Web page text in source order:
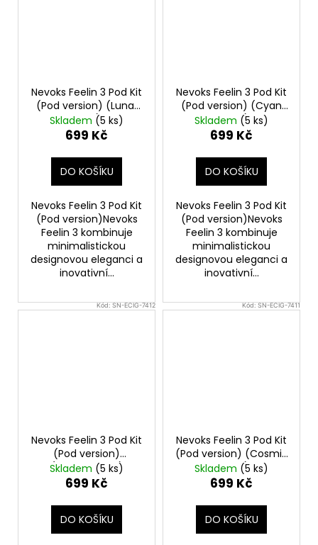
Nevoks Feelin 3 Pod Kit
(Pod version) (Lunar
Grey)
Skladem (5 ks)
699 Kč
DO KOŠÍKU
Nevoks Feelin 3 Pod Kit
(Pod version)Nevoks
Feelin 3 kombinuje
minimalistickou
designovou eleganci a
inovativní...
Nevoks Feelin 3 Pod Kit
(Pod version) (Cyan
Storm)
Skladem (5 ks)
699 Kč
DO KOŠÍKU
Nevoks Feelin 3 Pod Kit
(Pod version)Nevoks
Feelin 3 kombinuje
minimalistickou
designovou eleganci a
inovativní...
Kód: SN-ECIG-7412
Nevoks Feelin 3 Pod Kit
(Pod version)
(Crimson Red)
Skladem (5 ks)
699 Kč
DO KOŠÍKU
Kód: SN-ECIG-7411
Nevoks Feelin 3 Pod Kit
(Pod version) (Cosmic
Purple)
Skladem (5 ks)
699 Kč
DO KOŠÍKU